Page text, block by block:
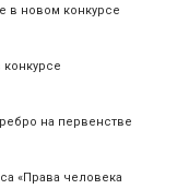
в новом конкурсе
на первенстве
«Права человека